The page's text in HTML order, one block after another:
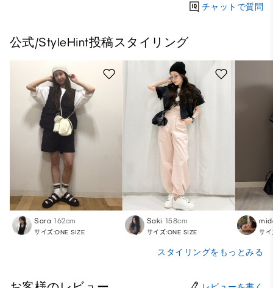
チャットで質問
公式/StyleHint投稿スタイリング
Sara 162cm
サイズ:ONE SIZE
Saki 158cm
サイズ:ONE SIZE サ
スタイリングをもっとみる